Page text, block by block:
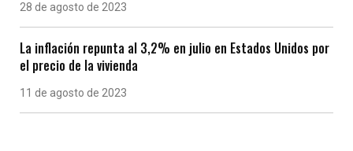
28 de agosto de 2023
La inflación repunta al 3,2% en julio en Estados Unidos por
el precio de la vivienda
11 de agosto de 2023